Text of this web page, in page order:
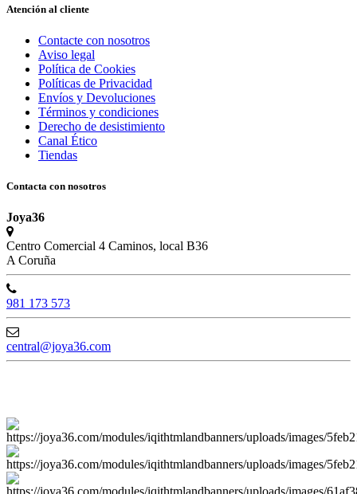
Atención al cliente
Contacte con nosotros
Aviso legal
Política de Cookies
Políticas de Privacidad
Envíos y Devoluciones
Términos y condiciones
Derecho de desistimiento
Canal Ético
Tiendas
Contacta con nosotros
Joya36
Centro Comercial 4 Caminos, local B36
A Coruña
981 173 573
central@joya36.com